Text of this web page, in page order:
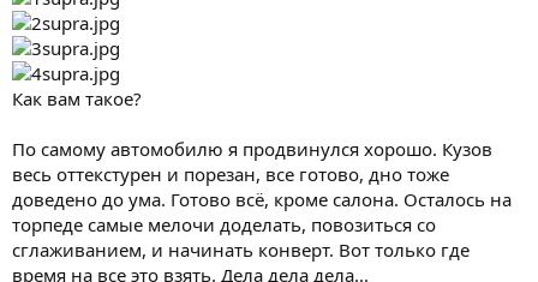
Как вам такое?
По самому автомобилю я продвинулся хорошо. Кузов
весь оттекстурен и порезан, все готово, дно тоже
доведено до ума. Готово всё, кроме салона. Осталось на
торпеде самые мелочи доделать, повозиться со
сглаживанием, и начинать конверт. Вот только где
время на все это взять. Дела дела дела...